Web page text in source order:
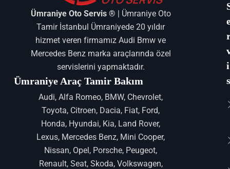
Ümraniye Oto Servis ® | Ümraniye Oto
Tamir İstanbul Ümraniyede 20 yıldır
hizmet veren firmamız Audi Bmw ve
Mercedes Benz marka araçlarında özel
servislerini yapmaktadır.
Ümraniye Araç Tamir Bakım
Audi, Alfa Romeo, BMW, Chevrolet,
Toyota, Citroen, Dacia, Fiat, Ford,
Honda, Hyundai, Kia, Land Rover,
Lexus, Mercedes Benz, Mini Cooper,
Nissan, Opel, Porsche, Peugeot,
Renault, Seat, Skoda, Volkswagen,
i